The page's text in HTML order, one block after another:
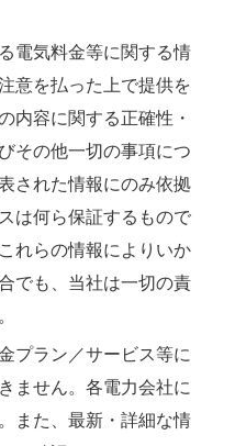
電気料金等に関する情
意を払った上で提供を
内容に関する正確性・
その他一切の事項につ
された情報にのみ依拠
は何ら保証するもので
れらの情報によりいか
でも、当社は一切の責
プラン／サービス等に
ません。各電力会社に
また、最新・詳細な情